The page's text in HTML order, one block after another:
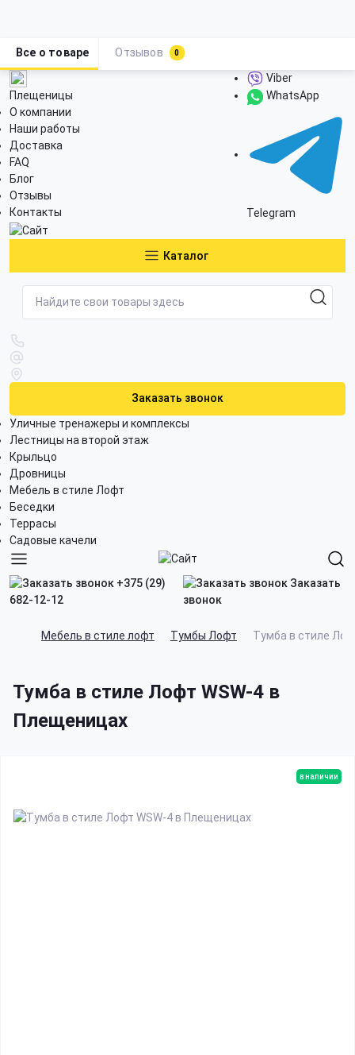
Плещеницы
О компании
Наши работы
Доставка
FAQ
Блог
Отзывы
Контакты
Viber
WhatsApp
Telegram
Каталог
Заказать звонок
Уличные тренажеры и комплексы
Лестницы на второй этаж
Крыльцо
Дровницы
Мебель в стиле Лофт
Беседки
Террасы
Садовые качели
+375 (29)
682-12-12
Заказать
звонок
Мебель в стиле лофт Тумбы Лофт Тумба в стиле
Тумба в стиле Лофт WSW-4 в
Плещеницах
Все о товаре Отзывов 0
в наличии